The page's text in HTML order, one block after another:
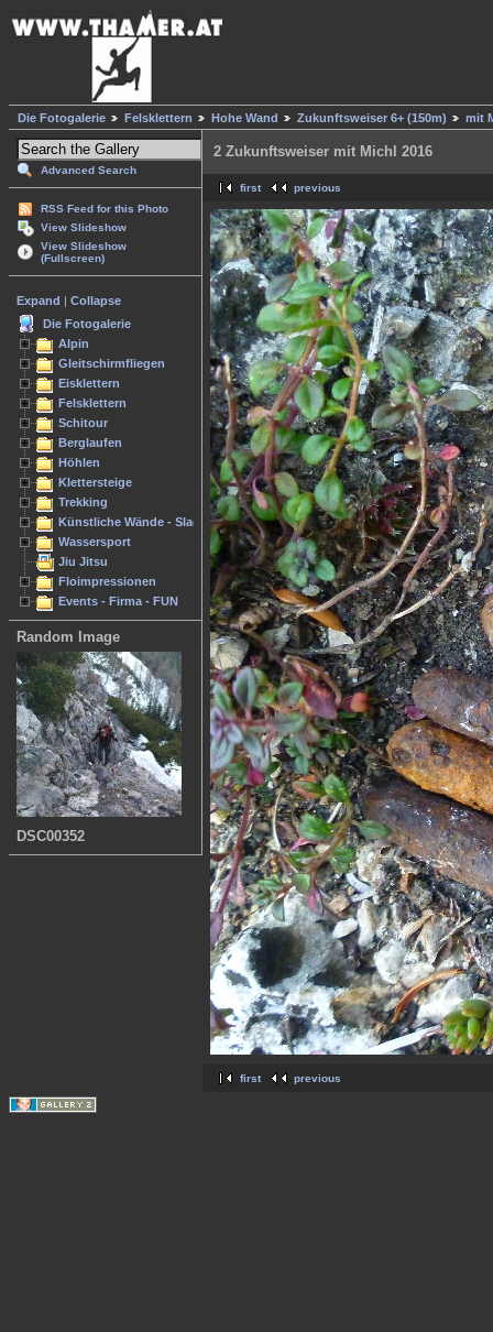
Die Fotogalerie Felsklettern Hohe Wand Zukunftsweiser 6+ (150m) mit
Advanced Search
RSS Feed for this Photo
View Slideshow
View Slideshow
(Fullscreen)
Expand
Collapse
Die Fotogalerie
Alpin
Gleitschirmfliegen
Eisklettern
Felsklettern
Schitour
Berglaufen
Höhlen
Klettersteige
Trekking
Künstliche Wände - Slacken
Wassersport
Jiu Jitsu
Floimpressionen
Events - Firma - FUN
Random Image
DSC00352
2 Zukunftsweiser mit Michl 2016
first previous
first previous